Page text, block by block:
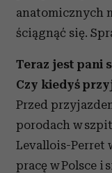
anatomicznych
ściągnąć się.
Teraz jest pani
Czy kiedyś
Przed
porodach w
Levallois-Perret
pracę w Polsce i